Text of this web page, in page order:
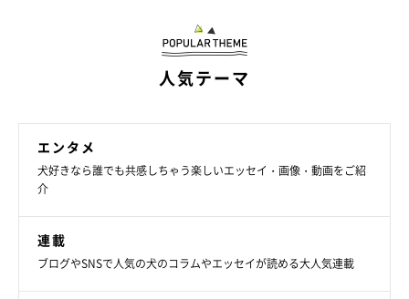
人気テーマ
エンタメ
犬好きなら誰でも共感しちゃう楽しいエッセイ・画像・動画をご紹
介
連載
ブログやSNSで人気の犬のコラムやエッセイが読める大人気連載